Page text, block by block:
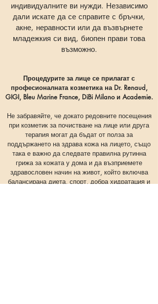
индивидуалните ви нужди. Независимо
дали искате да се справите с бръчки,
акне, неравности или да възвърнете
младежкия си вид, биопен прави това
възможно.
​Процедурите за лице се прилагат с
професионалната козметика на Dr. Renaud,
GIGI, Bleu Marine France, DiBi Milano и Academie.
Не забравяйте, че докато редовните посещения
при козметик за почистване на лице или друга
терапия могат да бъдат от полза за
поддържането на здрава кожа на лицето, също
така е важно да следвате правилна рутинна
грижа за кожата у дома и да възприемете
здравословен начин на живот, който включва
балансирана диета, спорт, добра хидратация и